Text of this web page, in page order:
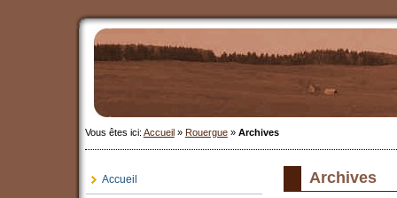
Vous êtes ici: Accueil» Rouergue» Archives
Accueil Archives